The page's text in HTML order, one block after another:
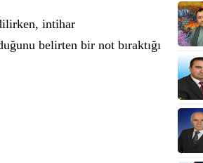
intihar
belirten bir not bıraktığı